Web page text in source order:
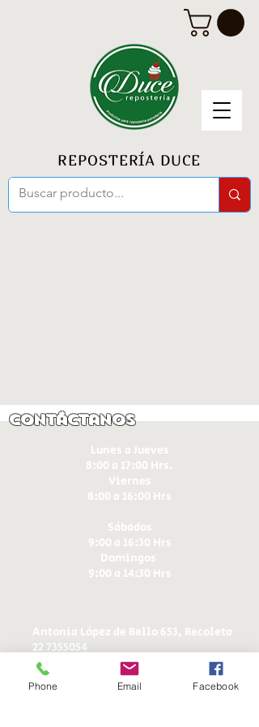
REPOSTERÍA DUCE
Contáctanos
Lunes a Jueves
8:00 a 17:00 Hrs.
Viernes
8:00 a 16:00 Hrs​
Sábados
9:00 a 16:30 Hrs
Domingos
9:00 a 14:30 Hrs
Antonia López de Bello 653, Recoleta
22 7355054
22 7375725
+56 9 75224598
ducereposteria@gmail.com
Phone Email Facebook